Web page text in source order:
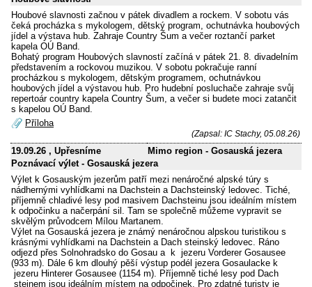
Houbové slavnosti začnou v pátek divadlem a rockem. V sobotu vás
čeká procházka s mykologem, dětský program, ochutnávka houbových
jídel a výstava hub. Zahraje Country Šum a večer roztančí parket
kapela OÚ Band.
Bohatý program Houbových slavností začíná v pátek 21. 8. divadelním
představením a rockovou muzikou. V sobotu pokračuje ranní
procházkou s mykologem, dětským programem, ochutnávkou
houbových jídel a výstavou hub. Pro hudební posluchače zahraje svůj
repertoár country kapela Country Šum, a večer si budete moci zatančit
s kapelou OÚ Band.
Příloha
(Zapsal: IC Stachy, 05.08.26)
19.09.26 , Upřesníme
Mimo region - Gosauská jezera
Poznávací výlet - Gosauská jezera
Výlet k Gosauským jezerům patří mezi nenáročné alpské túry s
nádhernými vyhlídkami na Dachstein a Dachsteinský ledovec. Tiché,
příjemně chladivé lesy pod masivem Dachsteinu jsou ideálním místem
k odpočinku a načerpání sil. Tam se společně můžeme vypravit se
skvělým průvodcem Mílou Martanem.
Výlet na Gosauská jezera je známý nenáročnou alpskou turistikou s
krásnými vyhlídkami na Dachstein a Dach steinský ledovec. Ráno
odjezd přes Solnohradsko do Gosau a k jezeru Vorderer Gosausee
(933 m). Dále 6 km dlouhý pěší výstup podél jezera Gosaulacke k
jezeru Hinterer Gosausee (1154 m). Příjemně tiché lesy pod Dach
steinem jsou ideálním místem na odpočinek. Pro zdatné turisty je